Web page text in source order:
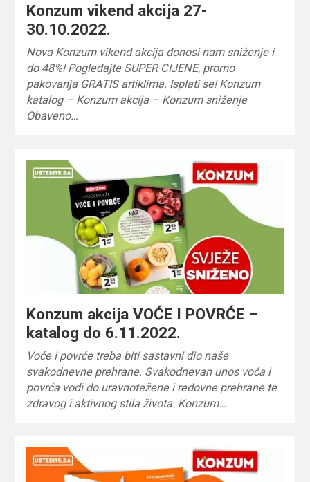
Konzum vikend akcija 27-
30.10.2022.
Nova Konzum vikend akcija donosi nam sniženje i
do 48%! Pogledajte SUPER CIJENE, promo
pakovanja GRATIS artiklima. Isplati se! Konzum
katalog – Konzum akcija – Konzum sniženje
Obaveno…
Konzum akcija VOĆE I POVRĆE –
katalog do 6.11.2022.
Voće i povrće treba biti sastavni dio naše
svakodnevne prehrane. Svakodnevan unos voća i
povrća vodi do uravnotežene i redovne prehrane te
zdravog i aktivnog stila života. Konzum…